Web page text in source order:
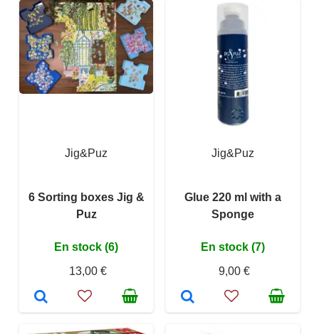
Jig&Puz
6 Sorting boxes Jig &
Puz
En stock (6)
13,00 €
Jig&Puz
Glue 220 ml with a
Sponge
En stock (7)
9,00 €